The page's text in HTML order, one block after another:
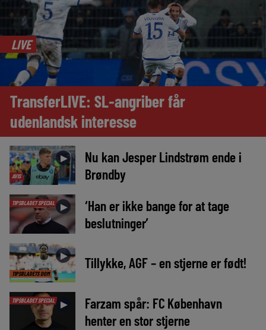
LIVE
TransferLIVE: SL-angriber får
udenlandsk interesse
AVIS
►
Nu kan Jesper Lindstrøm ende i
Brøndby
TIPSBLADET SPECIAL ►
‘Han er ikke bange for at tage
beslutninger’
TIPSBLADETS DOM
► Tillykke, AGF – en stjerne er født!
TIPSBLADET SPECIAL ►
Farzam spår: FC København
henter en stor stjerne